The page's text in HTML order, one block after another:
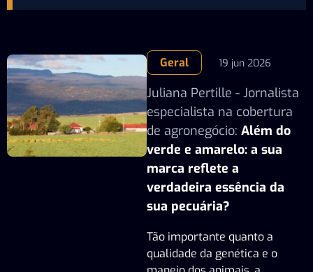
Geral 19 jun 2026
Juliana Pertille - Jornalista
especialista na cobertura
de agronegócio: Além do
verde e amarelo: a sua
marca reflete a
verdadeira essência da
sua pecuária?
Tão importante quanto a
qualidade da genética e o